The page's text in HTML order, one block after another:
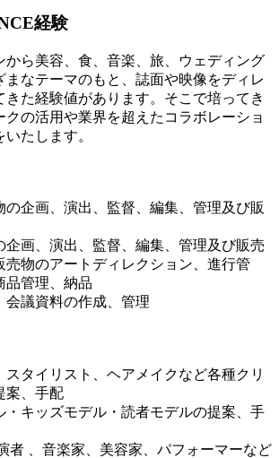
経験
から美容、食、音楽、旅、ウェディング
まなテーマのもと、誌面や映像をディレ
きた経験値があります。そこで培ってき
クの活用や業界を超えたコラボレーショ
たします。
の企画、演出、監督、編集、管理及び販
企画、演出、監督、編集、管理及び販売
売物のアートディレクション、進行管
品管理、納品
会議資料の作成、管理
スタイリスト、ヘアメイクなど各種クリ
案、手配
・キッズモデル・読者モデルの提案、手
者 、音楽家、美容家、パフォーマーなど